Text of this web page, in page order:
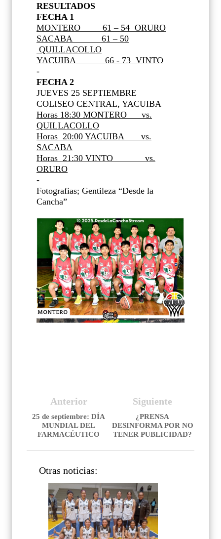
RESULTADOS
FECHA 1
MONTERO
61 – 54 ORURO
SACABA
61 – 50
QUILLACOLLO
YACUIBA
66 - 73 VINTO
-
FECHA 2
JUEVES 25 SEPTIEMBRE
COLISEO CENTRAL, YACUIBA
Horas 18:30 MONTERO
vs.
QUILLACOLLO
Horas 20:00 YACUIBA
vs.
SACABA
Horas 21:30 VINTO
vs.
ORURO
-
Fotografias; Gentileza “Desde la
Cancha”
Siguiente
¿PRENSA
DESINFORMA POR NO
TENER PUBLICIDAD?
Anterior
25 de septiembre: DÍA
MUNDIAL DEL
FARMACÉUTICO
Otras noticias: